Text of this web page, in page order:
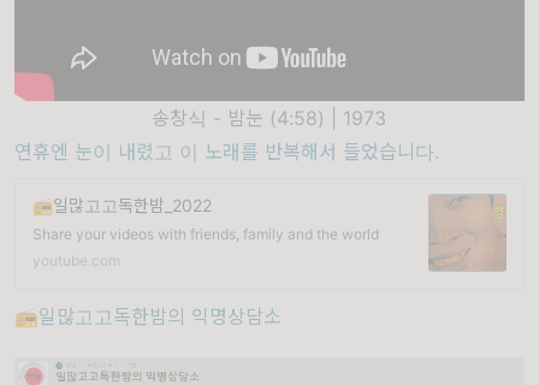
송창식 - 밤눈 (4:58) | 1973
연휴엔 눈이 내렸고 이 노래를 반복해서 들었습니다.
📻일많고고독한밤_2022
Share your videos with friends, family and the world
youtube.com
📻일많고고독한밤의 익명상담소